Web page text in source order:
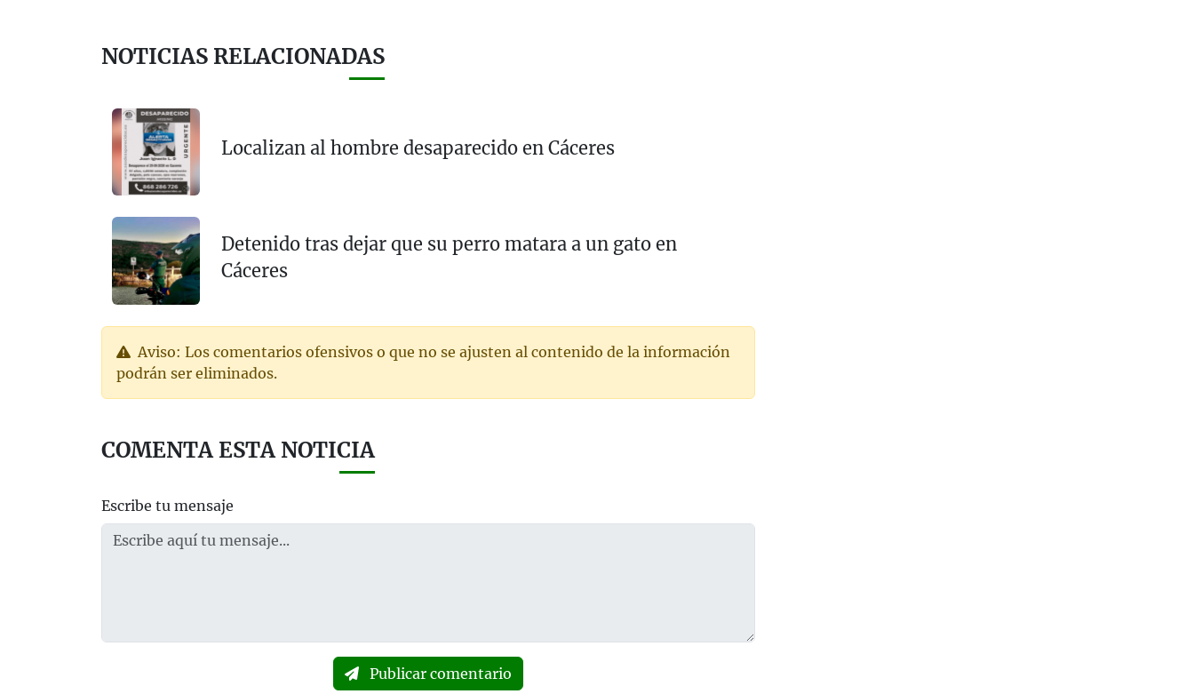
NOTICIAS RELACIONADAS
Localizan al hombre desaparecido en Cáceres
Detenido tras dejar que su perro matara a un gato en
Cáceres
Aviso: Los comentarios ofensivos o que no se ajusten al contenido de la información
podrán ser eliminados.
COMENTA ESTA NOTICIA
Escribe tu mensaje
Publicar comentario